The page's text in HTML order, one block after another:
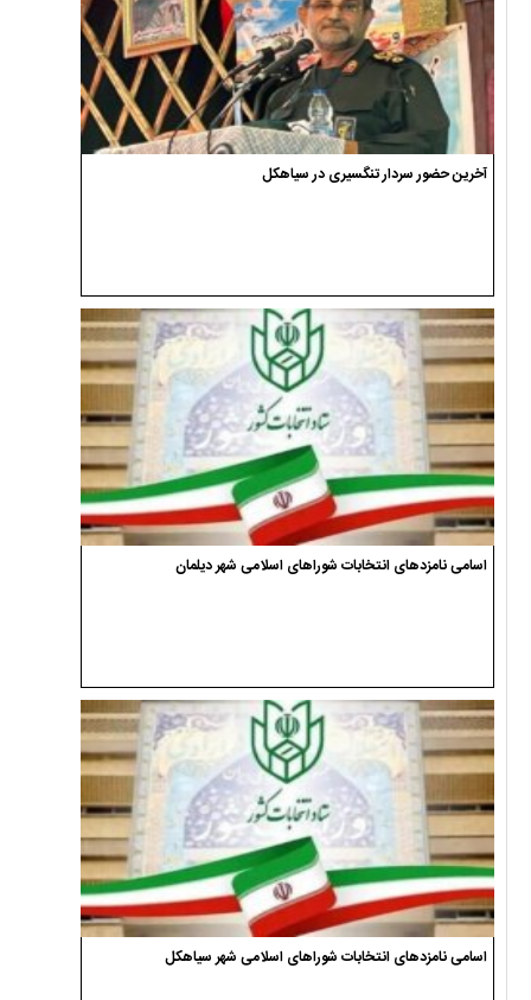
آخرین حضور سردار تنگسیری در سیاهکل
اسامی نامزدهای انتخابات شوراهای اسلامی شهر دیلمان
اسامی نامزدهای انتخابات شوراهای اسلامی شهر سیاهکل